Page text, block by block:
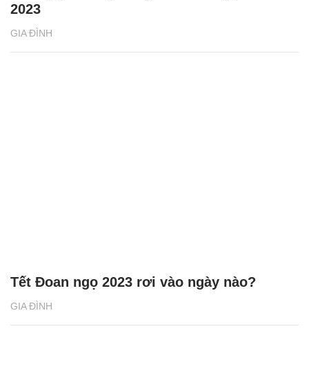
GIA ĐÌNH
2023
GIA ĐÌNH
Tết Đoan ngọ 2023 rơi vào ngày nào?